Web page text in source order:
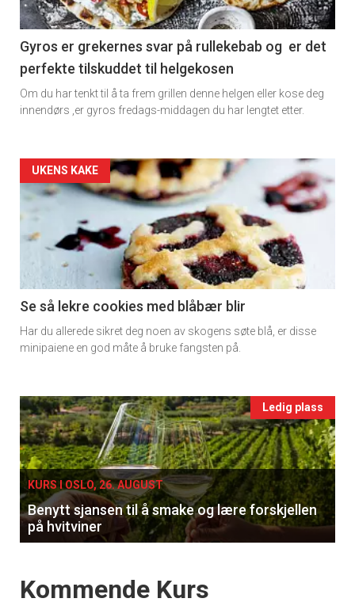
section
11
Dagens
rett
Gyros er grekernes svar på rullekebab og er det
perfekte tilskuddet til helgekosen
Om du har tenkt til å ta frem grillen denne helgen eller kose deg
innendørs ,er gyros fredags-middagen du har lengtet etter.
Artikler
detail
-
section
11
Ukens
UKENS KAKE
Se så lekre cookies med blåbær blir
Har du allerede sikret deg noen av skogens søte blå, er disse
minipaiene en god måte å bruke fangsten på.
Events
single
Ledig plass
KURS I OSLO, 26. AUGUST
Benytt sjansen til å smake og lære forskjellen
på hvitviner
Events
Kommende Kurs